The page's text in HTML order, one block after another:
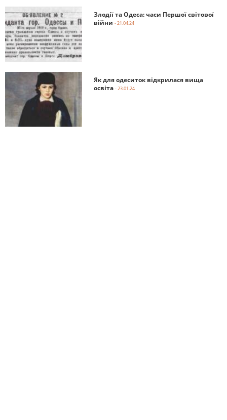
Злодії та Одеса: часи Першої світової
війни - 21.04.24
Як для одеситок відкрилася вища
освіта - 23.01.24